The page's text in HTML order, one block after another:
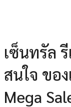
เซ็นทรัล
สนใจ ขอ
Mega